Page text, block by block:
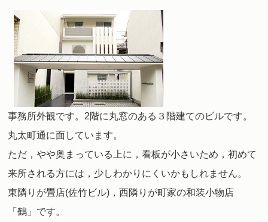
事務所外観です。2階に丸窓のある３階建てのビルです。
丸太町通に面しています。
ただ，やや奥まっている上に，看板が小さいため，初めて
来所される方には，少しわかりにくいかもしれません。
東隣りが畳店(佐竹ビル)，西隣りが町家の和装小物店
「鶴」です。